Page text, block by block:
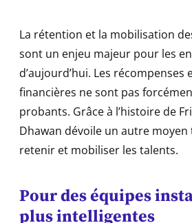
La rétention et la mobilisation
sont un enjeu majeur pour les
d’aujourd’hui. Les
financières ne sont pas
probants. Grâce à l’histoire de
Dhawan dévoile un autre
retenir et mobiliser les talents.
Pour des équipes
plus intelligentes